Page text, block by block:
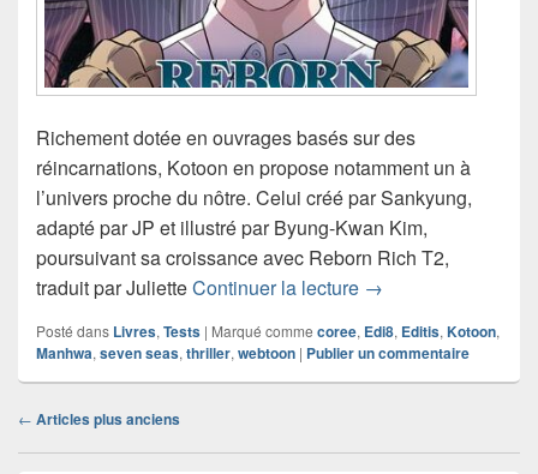
Richement dotée en ouvrages basés sur des
réincarnations, Kotoon en propose notamment un à
l’univers proche du nôtre. Celui créé par Sankyung,
adapté par JP et illustré par Byung-Kwan Kim,
poursuivant sa croissance avec Reborn Rich T2,
traduit par JulietteContinuer la lecture Chronique
→
Posté dans Livres, Tests | Marqué comme coree, Edi8, Editis, Kotoon,
Manhwa, seven seas, thriller, webtoon | Publier un commentaire
Navigation
← Articles plus anciens